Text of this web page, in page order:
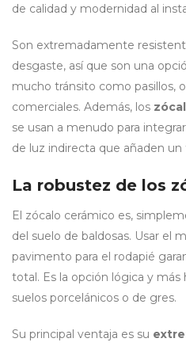
de calidad y modernidad al
Son extremadamente
desgaste, así que son una
mucho tránsito como pasillos,
comerciales. Además, los
se usan a menudo para
de luz indirecta que añaden
La robustez de los
El zócalo cerámico es,
del suelo de baldosas. Usar el
pavimento para el rodapié
total. Es la opción lógica y más
suelos porcelánicos o de gres.
Su principal ventaja es su